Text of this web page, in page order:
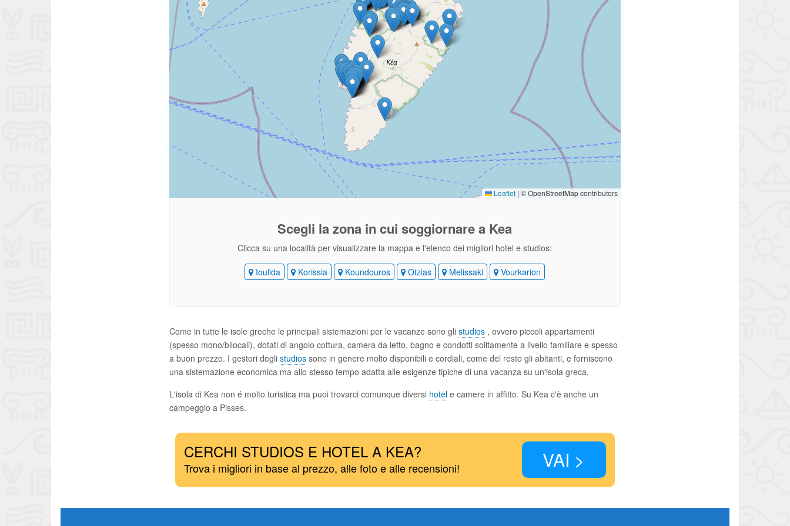
Leaflet | © OpenStreetMap contributors
Scegli la zona in cui soggiornare a Kea
Clicca su una località per visualizzare la mappa e l'elenco dei migliori hotel e studios:
Ioulida Korissia Koundouros Otzias Melissaki Vourkarion
Come in tutte le isole greche le principali sistemazioni per le vacanze sono gli studios, ovvero piccoli appartamenti
(spesso mono/bilocali), dotati di angolo cottura, camera da letto, bagno e condotti solitamente a livello familiare e spesso
a buon prezzo. I gestori degli studiossono in genere molto disponibili e cordiali, come del resto gli abitanti, e forniscono
una sistemazione economica ma allo stesso tempo adatta alle esigenze tipiche di una vacanza su un'isola greca.
L'isola di Kea non é molto turistica ma puoi trovarci comunque diversi hotele camere in affitto. Su Kea c'è anche un
campeggio a Pisses.
CERCHI STUDIOS E HOTEL A KEA?
Trova i migliori in base al prezzo, alle foto e alle recensioni! VAI >